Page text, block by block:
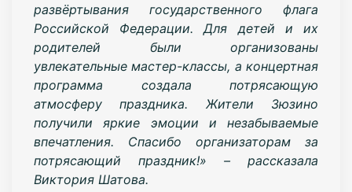
развёртывания государственного флага
Российской Федерации. Для детей и их
родителей были организованы
увлекательные мастер-классы, а концертная
программа создала потрясающую
атмосферу праздника. Жители Зюзино
получили яркие эмоции и незабываемые
впечатления. Спасибо организаторам за
потрясающий праздник!» – рассказала
Виктория Шатова.